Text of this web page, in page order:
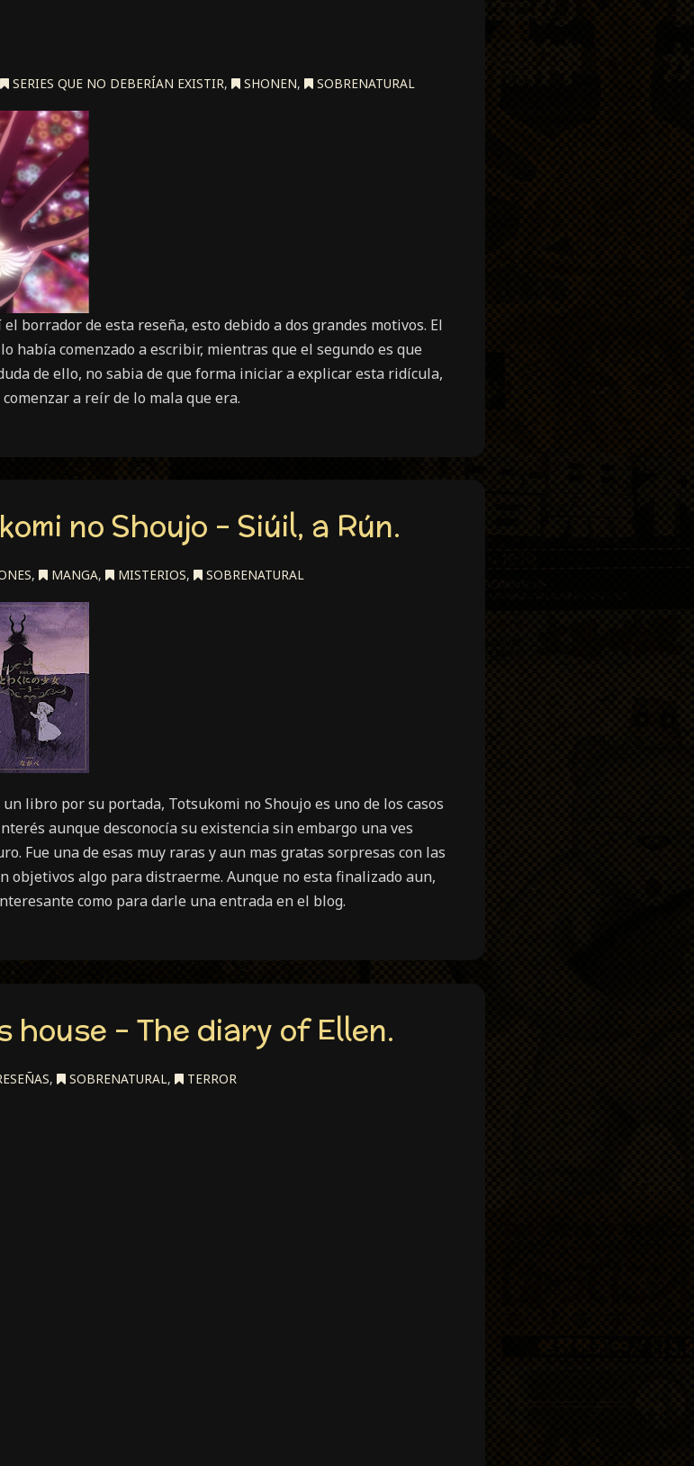
SERIES QUE NO DEBERÍAN EXISTIR, SHONEN, SOBRENATURAL
borrador de esta reseña, esto debido a dos grandes motivos. El
había comenzado a escribir, mientras que el segundo es que
de ello, no sabia de que forma iniciar a explicar esta ridícula,
a reír de lo mala que era.
no Shoujo – Siúil, a Rún.
, MANGA, MISTERIOS, SOBRENATURAL
libro por su portada, Totsukomi no Shoujo es uno de los casos
aunque desconocía su existencia sin embargo una ves
Fue una de esas muy raras y aun mas gratas sorpresas con las
objetivos algo para distraerme. Aunque no esta finalizado aun,
como para darle una entrada en el blog.
house – The diary of Ellen.
, SOBRENATURAL, TERROR